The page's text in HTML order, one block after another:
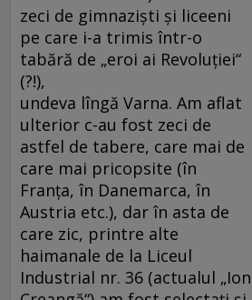
zeci de gimnaziști și liceeni
pe care i-a trimis într-o
tabără de „eroi ai Revoluției“
(?!),
undeva lîngă Varna. Am aflat
ulterior c-au fost zeci de
astfel de tabere, care mai de
care mai pricopsite (în
Franța, în Danemarca, în
Austria etc.), dar în asta de
care zic, printre alte
haimanale de la Liceul
Industrial nr. 36 (actualul „Ion